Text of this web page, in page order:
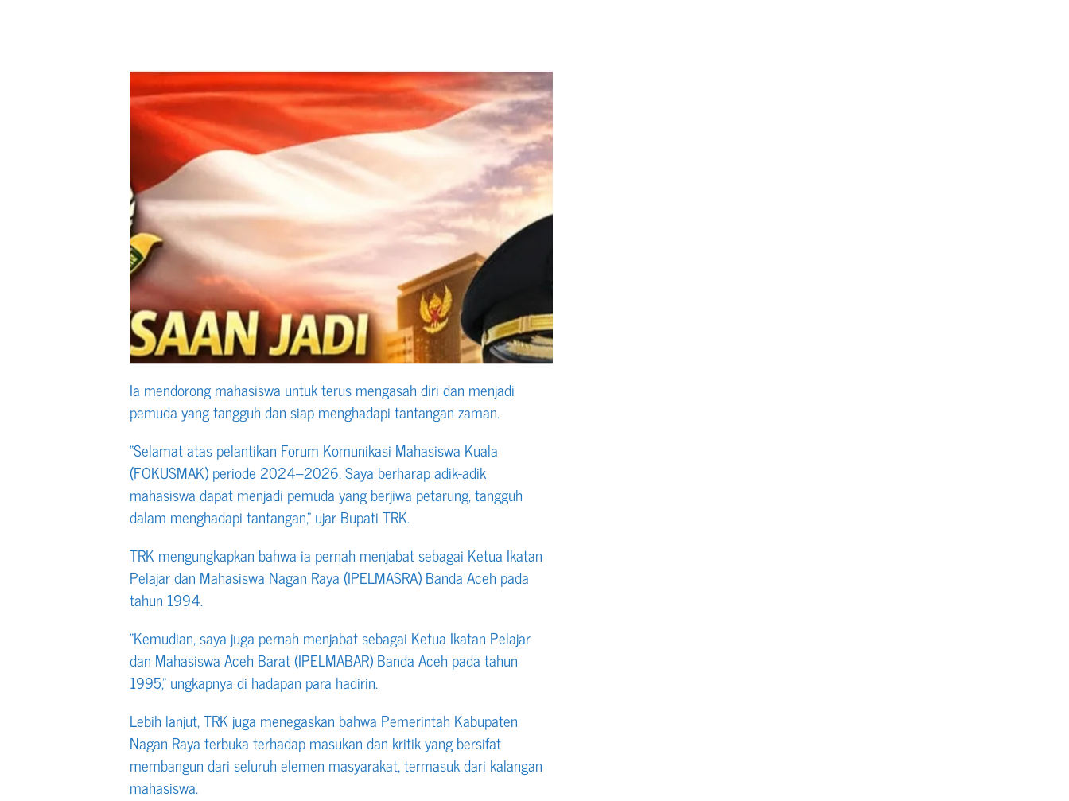
Ia mendorong mahasiswa untuk terus mengasah diri dan menjadi
pemuda yang tangguh dan siap menghadapi tantangan zaman.
“Selamat atas pelantikan Forum Komunikasi Mahasiswa Kuala
(FOKUSMAK) periode 2024–2026. Saya berharap adik-adik
mahasiswa dapat menjadi pemuda yang berjiwa petarung, tangguh
dalam menghadapi tantangan,” ujar Bupati TRK.
TRK mengungkapkan bahwa ia pernah menjabat sebagai Ketua Ikatan
Pelajar dan Mahasiswa Nagan Raya (IPELMASRA) Banda Aceh pada
tahun 1994.
“Kemudian, saya juga pernah menjabat sebagai Ketua Ikatan Pelajar
dan Mahasiswa Aceh Barat (IPELMABAR) Banda Aceh pada tahun
1995,” ungkapnya di hadapan para hadirin.
Lebih lanjut, TRK juga menegaskan bahwa Pemerintah Kabupaten
Nagan Raya terbuka terhadap masukan dan kritik yang bersifat
membangun dari seluruh elemen masyarakat, termasuk dari kalangan
mahasiswa.